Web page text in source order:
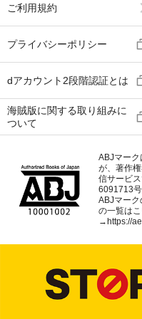
ご利用規約
プライバシーポリシー
dアカウント2段階認証とは
海賊版に関する取り組みに
ついて
ABJマー
が、著作
信サービ
6091713号
ABJマー
の一覧は
→ https://